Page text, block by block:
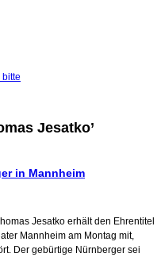
Jesatko’
in Mannheim
Jesatko erhält den Ehrentitel
Mannheim am Montag mit,
Der gebürtige Nürnberger sei